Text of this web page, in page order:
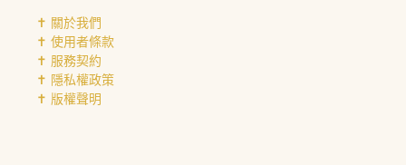
✝︎ 關於我們
✝︎ 使用者條款
✝︎ 服務契約
✝︎ 隱私權政策
✝︎ 版權聲明